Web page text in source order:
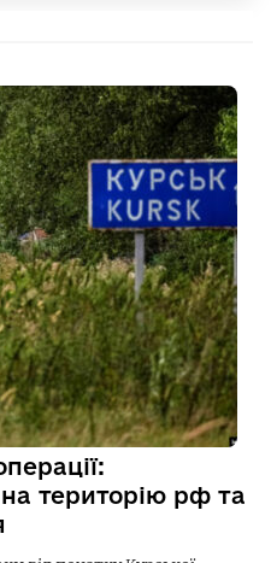
територію рф та